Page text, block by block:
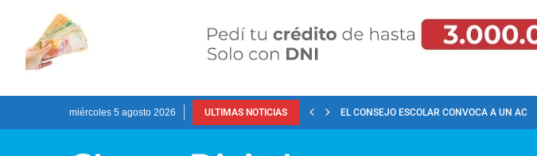
miércoles 5 agosto 2026 ULTIMAS NOTICIAS EL CONSEJO ESCOLAR CONVOCA A UN